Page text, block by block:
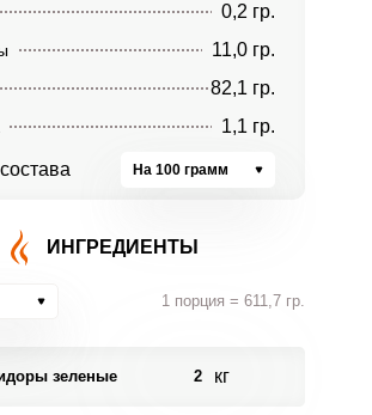
0,2 гр.
11,0 гр.
82,1 гр.
1,1 гр.
На 100 грамм
ИНГРЕДИЕНТЫ
1 порция = 611,7 гр.
зеленые 2 кг